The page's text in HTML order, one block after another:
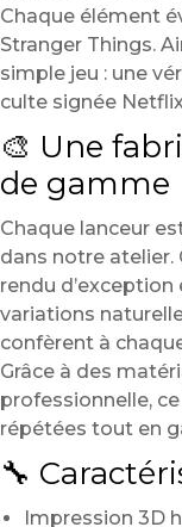
Chaque élément
Stranger Things.
simple jeu : une
culte signée
🎨 Une
de gamme
Chaque lanceur
dans notre atelier.
rendu d’exception
variations
confèrent à
Grâce à des
professionnelle,
répétées tout en
🔧
Impression 3D